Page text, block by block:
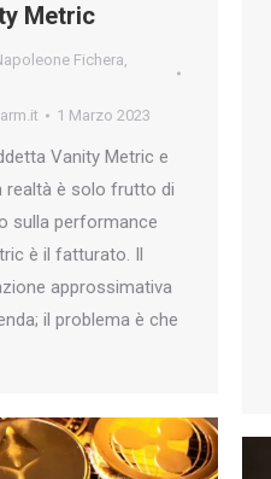
Metric
Fichera,
1 Marzo 2023
Vanity Metric e
realtà è solo frutto di
sulla performance
è il fatturato. Il
approssimativa
il problema è che